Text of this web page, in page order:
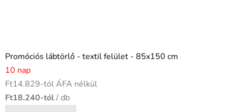
Promóciós lábtörlő - textil felület - 85x150 cm
10 nap
Ft14.829-tól ÁFA nélkül
Ft18.240-tól/ db